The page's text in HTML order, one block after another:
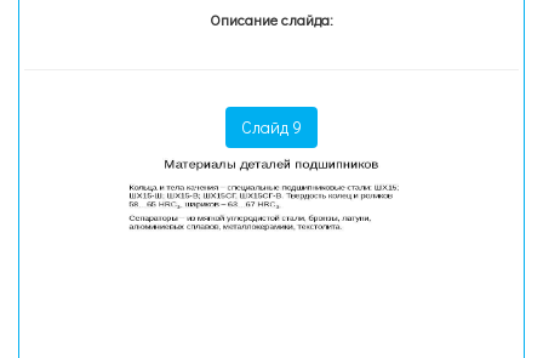
Описание слайда:
Слайд 9